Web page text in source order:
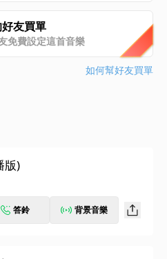
友買單
免費設定這首音樂
如何幫好友買單
版)
答鈴 背景音樂